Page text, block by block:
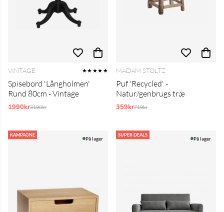
VINTAGE ★★★★★
Spisebord 'Långholmen'
Rund 80cm - Vintage
1990krNormalpris:
3190kr
MADAM STOLTZ
Puf 'Recycled' -
Natur/genbrugs træ
359krNormalpris:
719kr
KAMPAGNE
På lager
SUPER DEALS
På lager